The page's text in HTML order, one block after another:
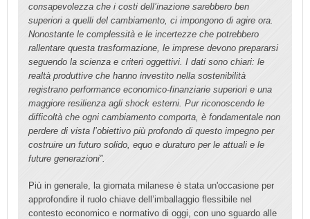
consapevolezza che i costi dell’inazione sarebbero ben
superiori a quelli del cambiamento, ci impongono di agire ora.
Nonostante le complessità e le incertezze che potrebbero
rallentare questa trasformazione, le imprese devono prepararsi
seguendo la scienza e criteri oggettivi. I dati sono chiari: le
realtà produttive che hanno investito nella sostenibilità
registrano performance economico-finanziarie superiori e una
maggiore resilienza agli shock esterni. Pur riconoscendo le
difficoltà che ogni cambiamento comporta, è fondamentale non
perdere di vista l’obiettivo più profondo di questo impegno per
costruire un futuro solido, equo e duraturo per le attuali e le
future generazioni”.
Più in generale, la giornata milanese è stata un'occasione per
approfondire il ruolo chiave dell’imballaggio flessibile nel
contesto economico e normativo di oggi, con uno sguardo alle